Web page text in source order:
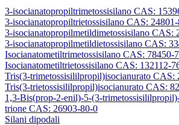
3-isocianatopropiltrimetossisilano CAS:
3-isocianatopropiltrietossisilano CAS:
3-isocianatopropilmetildimetossisilano CAS:
3-isocianatopropilmetildietossisilano CAS:
Isocianatometiltrimetossisilano CAS: 78450-
Isocianatometiltrietossisilano CAS: 132112-
Tris(3-trimetossisililpropil)isocianurato CAS:
Tris(3-trietossisililpropil)isocianurato CAS:
1,3-Bis(prop-2-enil)-5-(3-
trione CAS: 26903-80-0
Silani dipodali